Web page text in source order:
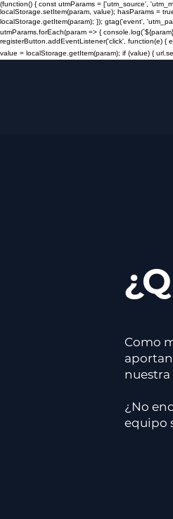
(function() { const utmParams = ['utm_source',
localStorage.setItem(param, value); hasParams =
localStorage.getItem(param); }); gtag('event',
utmParams.forEach(param => {
registerButton.addEventListener('click', function(e) {
value = localStorage.getItem(param); if (value) {
Como
¿No
equipo